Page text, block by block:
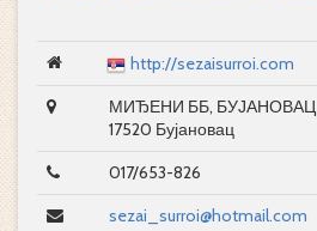
http://sezaisurroi.com
МИЂЕНИ ББ, БУЈАНОВАЦ
17520 Бујановац
017/653-826
sezai_surroi@hotmail.com